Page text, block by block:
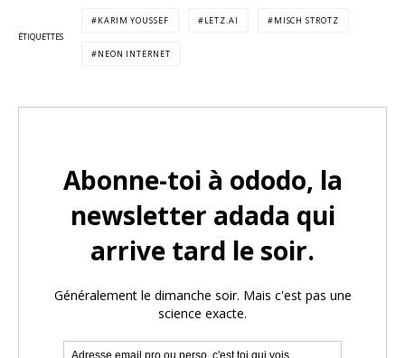
ÉTIQUETTES
KARIM YOUSSEF LETZ.AI MISCH STROTZ
NEON INTERNET